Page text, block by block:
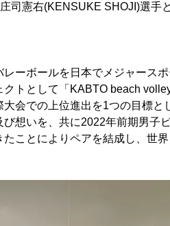
司憲右(KENSUKE SHOJI)選手
ーボールを日本でメジャース
クトとして「KABTO beach
会での上位進出を1つの目標と
び想いを、共に2022年前期男子
ことによりペアを結成し、世界